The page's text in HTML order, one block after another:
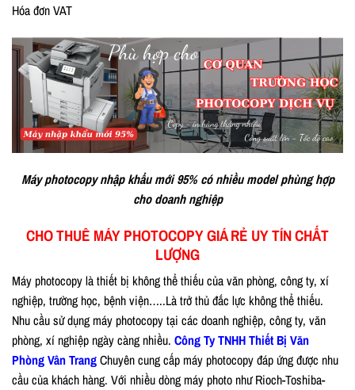
Hóa đơn VAT
Máy photocopy nhập khẩu mới 95% có nhiều model phùng hợp
cho doanh nghiệp
CHO THUÊ MÁY PHOTOCOPY GIÁ RẺ UY TÍN CHẤT
LƯỢNG
Máy photocopy là thiết bị không thể thiếu của văn phòng, công ty, xí
nghiệp, trường học, bệnh viện…..Là trở thủ đắc lực không thể thiếu.
Nhu cầu sử dụng máy photocopy tại các doanh nghiệp, công ty, văn
phòng, xí nghiệp ngày càng nhiều. Công Ty TNHH Thiết Bị Văn
Phòng Vân TrangChuyên cung cấp máy photocopy đáp ứng được nhu
cầu của khách hàng. Với nhiều dòng máy photo như Rioch-Toshiba-